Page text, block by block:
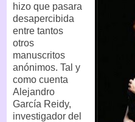
hizo que pasara
desapercibida
entre tantos
otros
manuscritos
anónimos. Tal y
como cuenta
Alejandro
García Reidy,
investigador del